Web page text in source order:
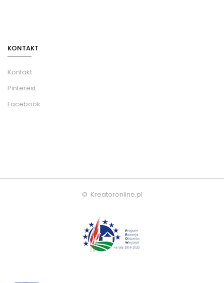
KONTAKT
Kontakt
Pinterest
Facebook
© Kreatoronline.pl